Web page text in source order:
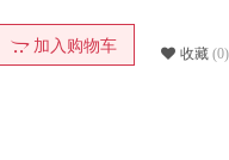
收藏 (0)
加入购物车